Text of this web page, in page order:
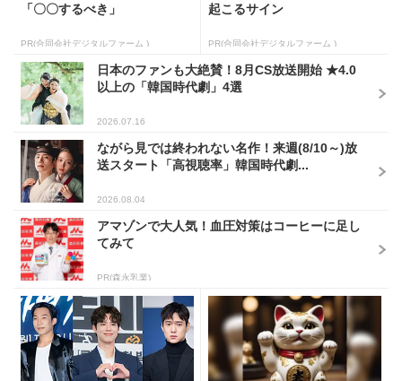
「〇〇するべき」
PR(合同会社デジタルファーム )
起こるサイン
PR(合同会社デジタルファーム )
日本のファンも大絶賛！8月CS放送開始 ★4.0
以上の「韓国時代劇」4選
2026.07.16
ながら見では終われない名作！来週(8/10～)放
送スタート「高視聴率」韓国時代劇...
2026.08.04
アマゾンで大人気！血圧対策はコーヒーに足し
てみて
PR(森永乳業)